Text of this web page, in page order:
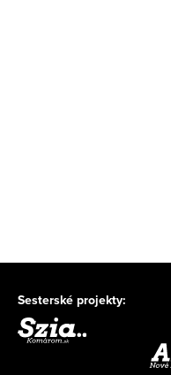
Sesterské projekty: